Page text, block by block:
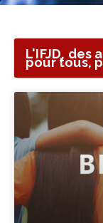
L'IFJD, des
pour tous,